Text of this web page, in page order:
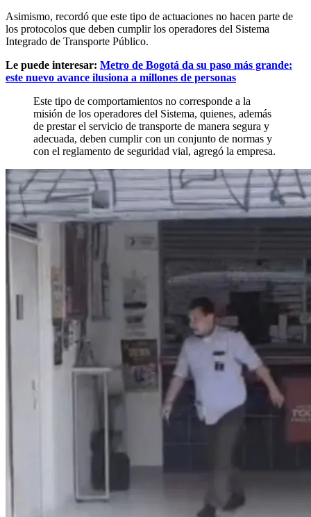
Asimismo, recordó que este tipo de actuaciones no hacen parte de
los protocolos que deben cumplir los operadores del Sistema
Integrado de Transporte Público.
Le puede interesar: Metro de Bogotá da su paso más grande:
este nuevo avance ilusiona a millones de personas
Este tipo de comportamientos no corresponde a la
misión de los operadores del Sistema, quienes, además
de prestar el servicio de transporte de manera segura y
adecuada, deben cumplir con un conjunto de normas y
con el reglamento de seguridad vial, agregó la empresa.